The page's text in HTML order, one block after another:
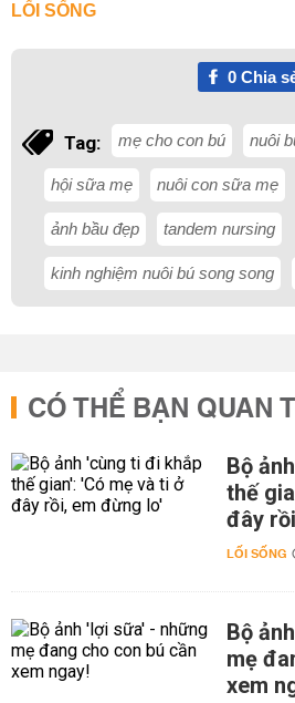
LỐI SỐNG
0Chia
Tag: mẹ cho con bú nuôi
hội sữa mẹ nuôi con sữa mẹ
ảnh bầu đẹp tandem nursing
kinh nghiệm nuôi bú song song
CÓ THỂ BẠN QUAN
Bộ
thế
đây
LỐI SỐNG
Bộ
mẹ
xem